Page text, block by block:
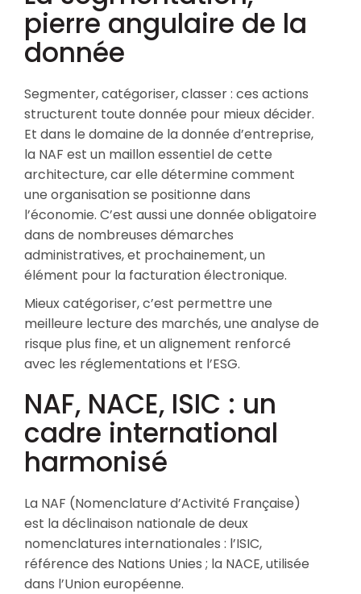
pierre angulaire de la
donnée
Segmenter, catégoriser, classer : ces actions
structurent toute donnée pour mieux décider.
Et dans le domaine de la donnée d’entreprise,
la NAF est un maillon essentiel de cette
architecture, car elle détermine comment
une organisation se positionne dans
l’économie. C’est aussi une donnée obligatoire
dans de nombreuses démarches
administratives, et prochainement, un
élément pour la facturation électronique.
Mieux catégoriser, c’est permettre une
meilleure lecture des marchés, une analyse de
risque plus fine, et un alignement renforcé
avec les réglementations et l’ESG.
NAF, NACE, ISIC : un
cadre international
harmonisé
La NAF (Nomenclature d’Activité Française)
est la déclinaison nationale de deux
nomenclatures internationales : l’ISIC,
référence des Nations Unies ; la NACE, utilisée
dans l’Union européenne.